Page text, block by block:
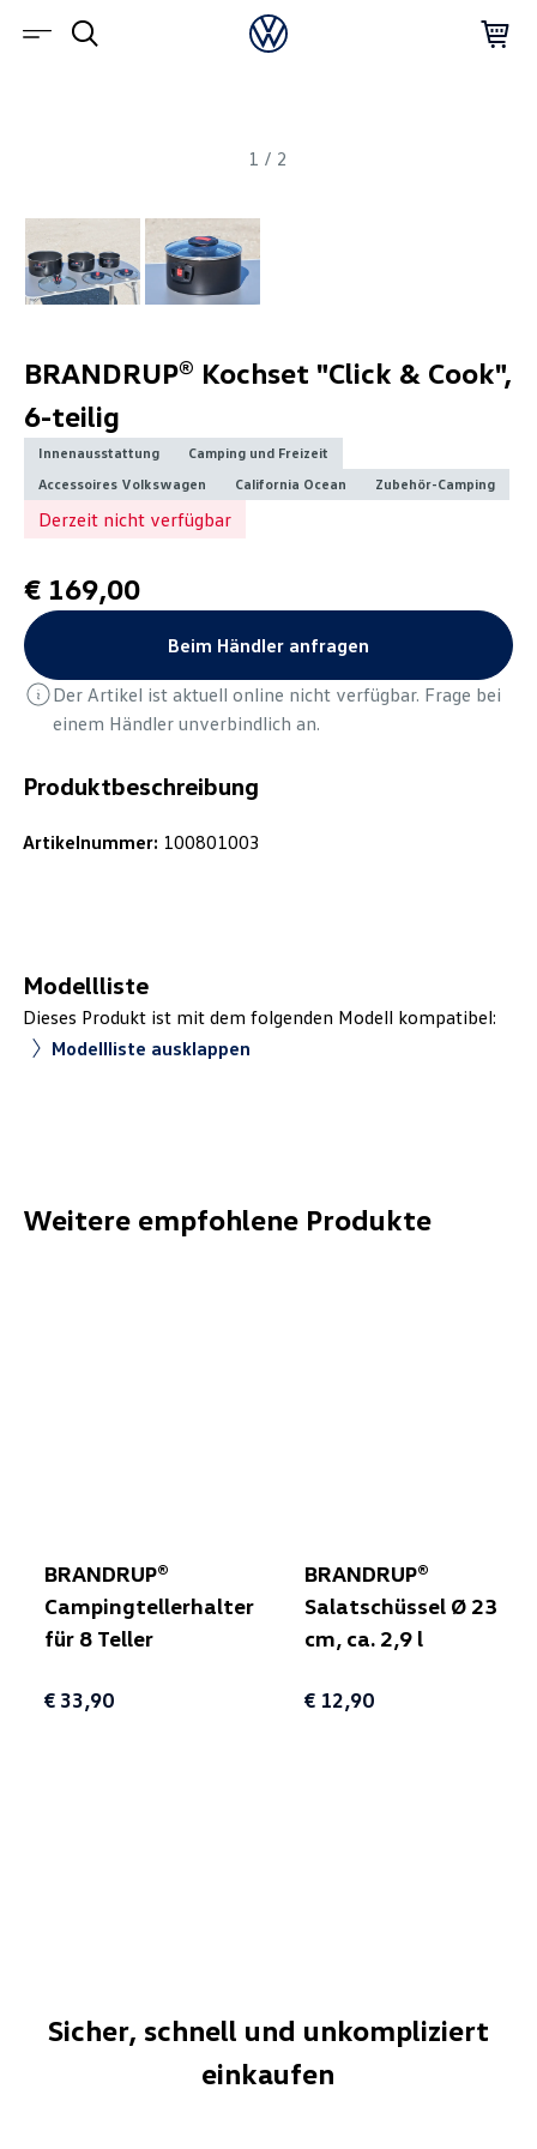
1 / 2
Produktbeschreibung
Artikelnummer: 100801003
Modellliste
Dieses Produkt ist mit dem folgenden Modell kompatibel:
Modellliste ausklappen
BRANDRUP® Kochset "Click & Cook",
6-teilig
Innenausstattung
Camping und Freizeit
Accessoires Volkswagen
California Ocean Zubehör-Camping
Derzeit nicht verfügbar
€ 169,00
Beim Händler anfragen
Der Artikel ist aktuell online nicht verfügbar. Frage bei
einem Händler unverbindlich an.
Weitere empfohlene Produkte
BRANDRUP®
Campingtellerhalter
für 8 Teller
€ 33,90
BRANDRUP®
Salatschüssel Ø 23
cm, ca. 2,9 l
€ 12,90
Sicher, schnell und unkompliziert
einkaufen